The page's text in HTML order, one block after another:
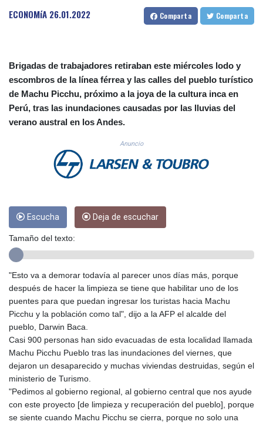
CUC 1.156136
CUP 30.637594
DKK 7.477932
DOP 67.289164
DZD 152.967099
EGP 57.293288
FJD 2.553384
FKP 0.8566
GHS 13.526832
GIP 0.8566
GNF 10123.874202
GYD 241.157003
HKD 9.067746
HNL 30.895616
HRK 7.536622
HUF 363.096405
IDR 20580.370421
ILS 3.468234
INR 110.076256
IQD 1509.981237
IRR
ECONOMíA 26.01.2022 Comparta Comparta
Brigadas de trabajadores retiraban este miércoles lodo y
escombros de la línea férrea y las calles del pueblo turístico
de Machu Picchu, próximo a la joya de la cultura inca en
Perú, tras las inundaciones causadas por las lluvias del
verano austral en los Andes.
Anuncio
Escucha Deja de escuchar
Tamaño del texto:
"Esto va a demorar todavía al parecer unos días más, porque
después de hacer la limpieza se tiene que habilitar uno de los
puentes para que puedan ingresar los turistas hacia Machu
Picchu y la población como tal", dijo a la AFP el alcalde del
pueblo, Darwin Baca.
Casi 900 personas han sido evacuadas de esta localidad llamada
Machu Picchu Pueblo tras las inundaciones del viernes, que
dejaron un desaparecido y muchas viviendas destruidas, según el
ministerio de Turismo.
"Pedimos al gobierno regional, al gobierno central que nos ayude
con este proyecto [de limpieza y recuperación del pueblo], porque
se siente cuando Machu Picchu se cierra, porque no solo una